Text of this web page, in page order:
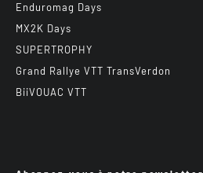
Enduromag Days
MX2K Days
SUPERTROPHY
Grand Rallye VTT TransVerdon
BiiVOUAC VTT